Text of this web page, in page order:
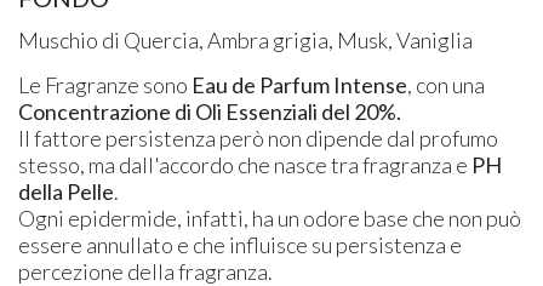
Muschio di Quercia, Ambra grigia, Musk, Vaniglia
Le Fragranze sono Eau de Parfum Intense, con una
Concentrazione di Oli Essenziali del 20%.
Il fattore persistenza però non dipende dal profumo
stesso, ma dall'accordo che nasce tra fragranza e PH
della Pelle.
Ogni epidermide, infatti, ha un odore base che non può
essere annullato e che influisce su persistenza e
percezione della fragranza.